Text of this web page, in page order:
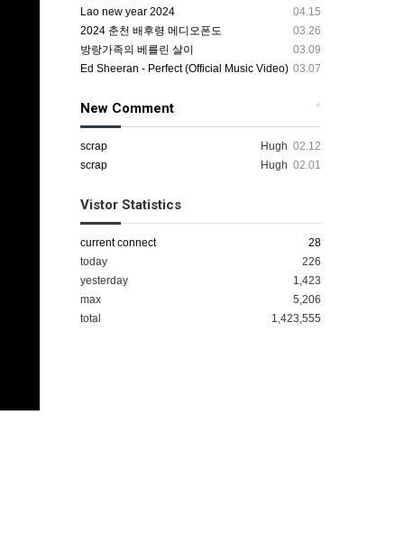
04.15
Lao new year 2024
03.26
2024 춘천 배후령 메디오폰도
03.09
방랑가족의 베를린 살이
03.07
Ed Sheeran - Perfect (Official Music Video)
+
New Comment
Hugh 02.12
scrap
Hugh 02.01
scrap
Vistor Statistics
current connect
28
today
226
yesterday
1,423
max
5,206
total
1,423,555